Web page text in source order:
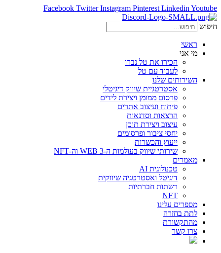
Facebook Twitter Instagram Pinterest Linkedin Youtube
חיפוש
ראשי
מי אני
הכירו את טל נברו
לעבוד עם טל
השירותים שלנו
אסטרטגיית שיווק דיגיטלי
פרסום ממומן ויצירת לידים
פיתוח ועיצוב אתרים
הרצאות וסדנאות
עיצוב ויצירת תוכן
יחסי ציבור ופרסומים
ייעוץ והכשרות
שירותי שיווק בעולמות ה-WEB 3 וה-NFT
מאמרים
טכנולוגית AI
דיגיטל ואסטרטגיה שיווקית
רשתות חברתיות
NFT
מספרים עלינו
לתת בחזרה
מהתקשורת
צרו קשר